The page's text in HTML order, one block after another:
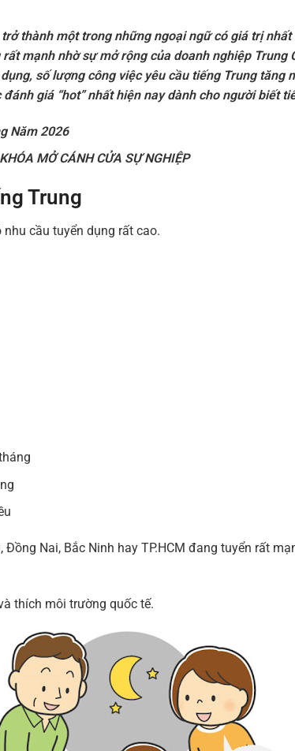
thành một trong những ngoại ngữ có giá trị
mạnh nhờ sự mở rộng của doanh nghiệp Trung
số lượng công việc yêu cầu tiếng Trung tăng
giá “hot” nhất hiện nay dành cho người biết
Năm 2026
MỞ CÁNH CỬA SỰ NGHIỆP
Trung
cầu tuyển dụng rất cao.
Nai, Bắc Ninh hay TP.HCM đang tuyển rất
thích môi trường quốc tế.